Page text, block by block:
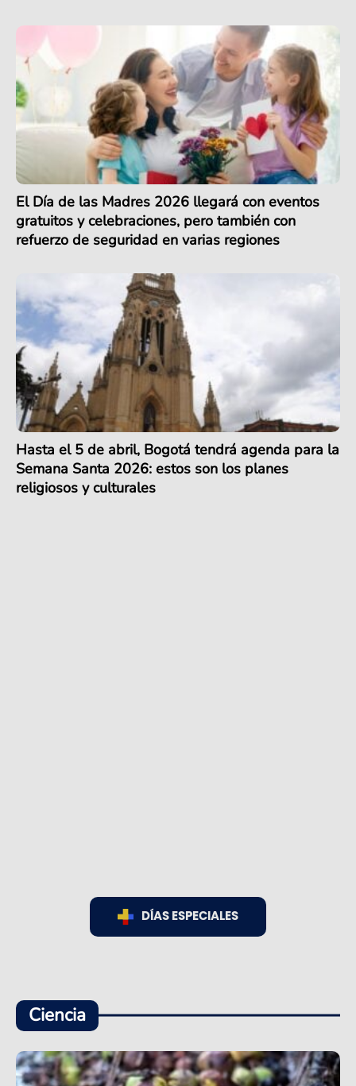
El Día de las Madres 2026 llegará con eventos
gratuitos y celebraciones, pero también con
refuerzo de seguridad en varias regiones
Hasta el 5 de abril, Bogotá tendrá agenda para la
Semana Santa 2026: estos son los planes
religiosos y culturales
DÍAS ESPECIALES
Ciencia